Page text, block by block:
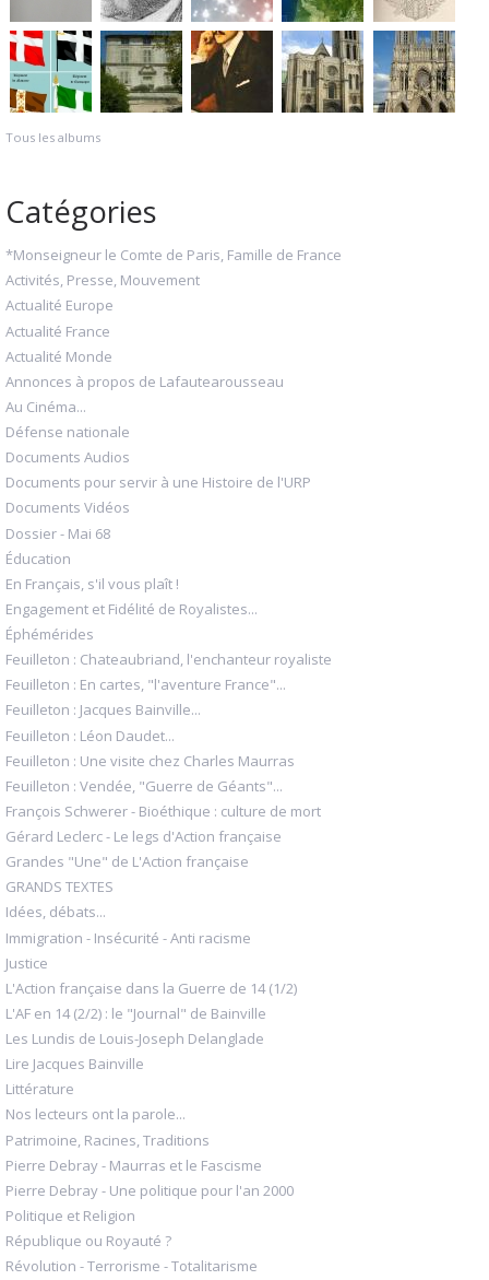
Tous les albums
Catégories
*Monseigneur le Comte de Paris, Famille de France
Activités, Presse, Mouvement
Actualité Europe
Actualité France
Actualité Monde
Annonces à propos de Lafautearousseau
Au Cinéma...
Défense nationale
Documents Audios
Documents pour servir à une Histoire de l'URP
Documents Vidéos
Dossier - Mai 68
Éducation
En Français, s'il vous plaît !
Engagement et Fidélité de Royalistes...
Éphémérides
Feuilleton : Chateaubriand, l'enchanteur royaliste
Feuilleton : En cartes, "l'aventure France"...
Feuilleton : Jacques Bainville...
Feuilleton : Léon Daudet...
Feuilleton : Une visite chez Charles Maurras
Feuilleton : Vendée, "Guerre de Géants"...
François Schwerer - Bioéthique : culture de mort
Gérard Leclerc - Le legs d'Action française
Grandes "Une" de L'Action française
GRANDS TEXTES
Idées, débats...
Immigration - Insécurité - Anti racisme
Justice
L'Action française dans la Guerre de 14 (1/2)
L'AF en 14 (2/2) : le "Journal" de Bainville
Les Lundis de Louis-Joseph Delanglade
Lire Jacques Bainville
Littérature
Nos lecteurs ont la parole...
Patrimoine, Racines, Traditions
Pierre Debray - Maurras et le Fascisme
Pierre Debray - Une politique pour l'an 2000
Politique et Religion
République ou Royauté ?
Révolution - Terrorisme - Totalitarisme